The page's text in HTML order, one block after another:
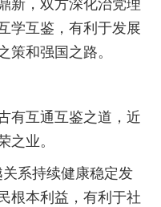
新，双方深化治党理
学互鉴，有利于发展
策和强国之路。
互通互鉴之道，近
之业。
系持续健康稳定发
根本利益，有利于社